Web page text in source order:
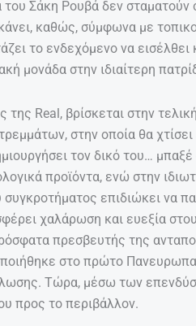
Σάκη Ρουβά δεν σταματούν
καθώς, σύμφωνα με
το ενδεχόμενο να εισέλθει
μονάδα στην ιδιαίτερη
Real, βρίσκεται στην
στην οποία θα
τον δικό του…
προϊόντα, ενώ στην
επιδιώκει να
χαλάρωση και ευεξία
πρεσβευτής της
στο πρώτο
Τώρα, μέσω των
προς το περιβάλλον.